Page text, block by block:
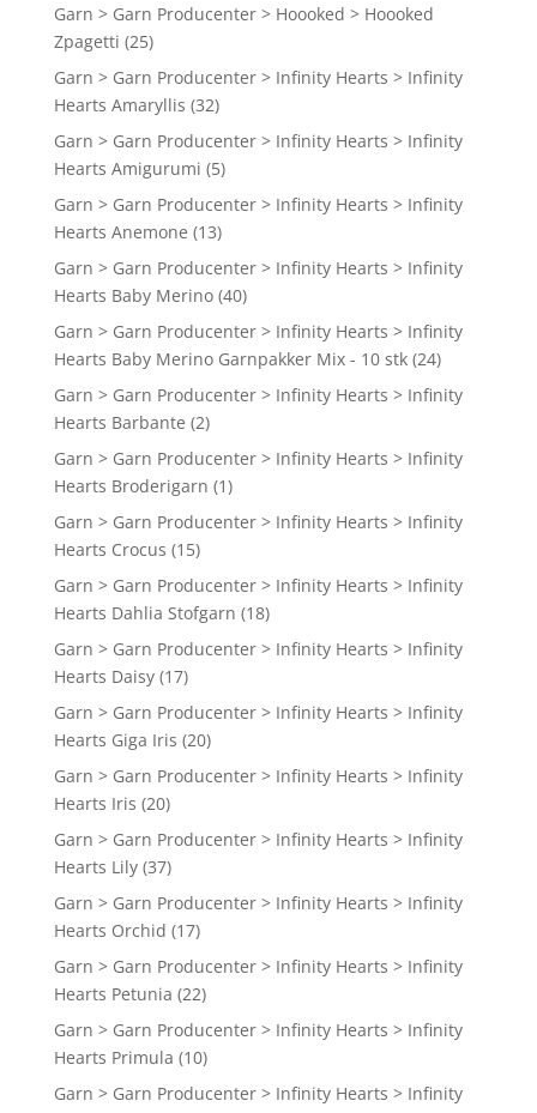
Garn > Garn Producenter > Hoooked > Hoooked
Zpagetti (25)
Garn > Garn Producenter > Infinity Hearts > Infinity
Hearts Amaryllis (32)
Garn > Garn Producenter > Infinity Hearts > Infinity
Hearts Amigurumi (5)
Garn > Garn Producenter > Infinity Hearts > Infinity
Hearts Anemone (13)
Garn > Garn Producenter > Infinity Hearts > Infinity
Hearts Baby Merino (40)
Garn > Garn Producenter > Infinity Hearts > Infinity
Hearts Baby Merino Garnpakker Mix - 10 stk (24)
Garn > Garn Producenter > Infinity Hearts > Infinity
Hearts Barbante (2)
Garn > Garn Producenter > Infinity Hearts > Infinity
Hearts Broderigarn (1)
Garn > Garn Producenter > Infinity Hearts > Infinity
Hearts Crocus (15)
Garn > Garn Producenter > Infinity Hearts > Infinity
Hearts Dahlia Stofgarn (18)
Garn > Garn Producenter > Infinity Hearts > Infinity
Hearts Daisy (17)
Garn > Garn Producenter > Infinity Hearts > Infinity
Hearts Giga Iris (20)
Garn > Garn Producenter > Infinity Hearts > Infinity
Hearts Iris (20)
Garn > Garn Producenter > Infinity Hearts > Infinity
Hearts Lily (37)
Garn > Garn Producenter > Infinity Hearts > Infinity
Hearts Orchid (17)
Garn > Garn Producenter > Infinity Hearts > Infinity
Hearts Petunia (22)
Garn > Garn Producenter > Infinity Hearts > Infinity
Hearts Primula (10)
Garn > Garn Producenter > Infinity Hearts > Infinity